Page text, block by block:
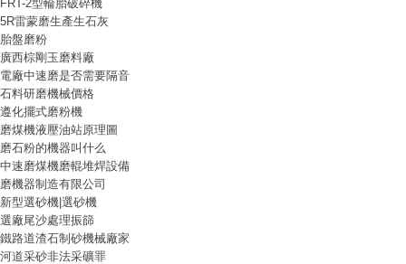
FRT-2型輪胎破碎機
5R雷蒙磨生產生石灰
胎盤磨粉
廣西棕剛玉磨料廠
電廠中速磨是否需要隔音
石料研磨機械價格
遵化擺式磨粉機
磨煤機液壓油站原理圖
磨石粉的機器叫什么
中速磨煤機磨輥堆焊設備
磨機器制造有限公司
新型選砂機|選砂機
選廠尾沙處理振篩
鐵路道渣石制砂機械廠家
河道采砂非法采礦罪